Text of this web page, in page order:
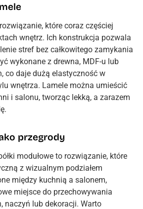
które coraz częściej
wnętrz. Ich konstrukcja pozwala
stref bez całkowitego zamykania
wykonane z drewna, MDF-u lub
co daje dużą elastyczność w
wnętrza. Lamele można umieścić
i salonu, tworząc lekką, a zarazem
przegrody
modułowe to rozwiązanie, które
z wizualnym podziałem
między kuchnią a salonem,
miejsce do przechowywania
naczyń lub dekoracji. Warto